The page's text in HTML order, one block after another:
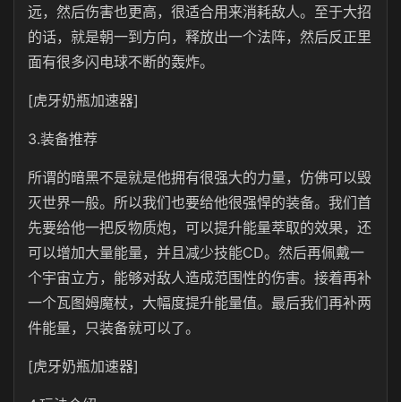
远，然后伤害也更高，很适合用来消耗敌人。至于大招
的话，就是朝一到方向，释放出一个法阵，然后反正里
面有很多闪电球不断的轰炸。
[虎牙奶瓶加速器]
3.装备推荐
所谓的暗黑不是就是他拥有很强大的力量，仿佛可以毁
灭世界一般。所以我们也要给他很强悍的装备。我们首
先要给他一把反物质炮，可以提升能量萃取的效果，还
可以增加大量能量，并且减少技能CD。然后再佩戴一
个宇宙立方，能够对敌人造成范围性的伤害。接着再补
一个瓦图姆魔杖，大幅度提升能量值。最后我们再补两
件能量，只装备就可以了。
[虎牙奶瓶加速器]